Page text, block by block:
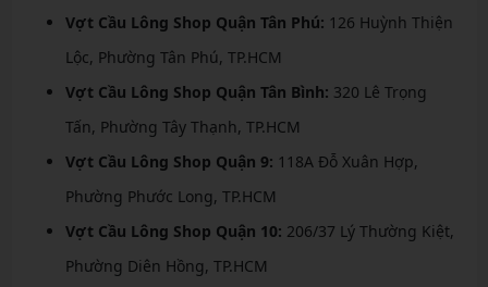
Vợt Cầu Lông Shop Quận Tân Phú: 126 Huỳnh Thiện
Lộc, Phường Tân Phú, TP.HCM
Vợt Cầu Lông Shop Quận Tân Bình: 320 Lê Trọng
Tấn, Phường Tây Thạnh, TP.HCM
Vợt Cầu Lông Shop Quận 9: 118A Đỗ Xuân Hợp,
Phường Phước Long, TP.HCM
Vợt Cầu Lông Shop Quận 10: 206/37 Lý Thường Kiệt,
Phường Diên Hồng, TP.HCM